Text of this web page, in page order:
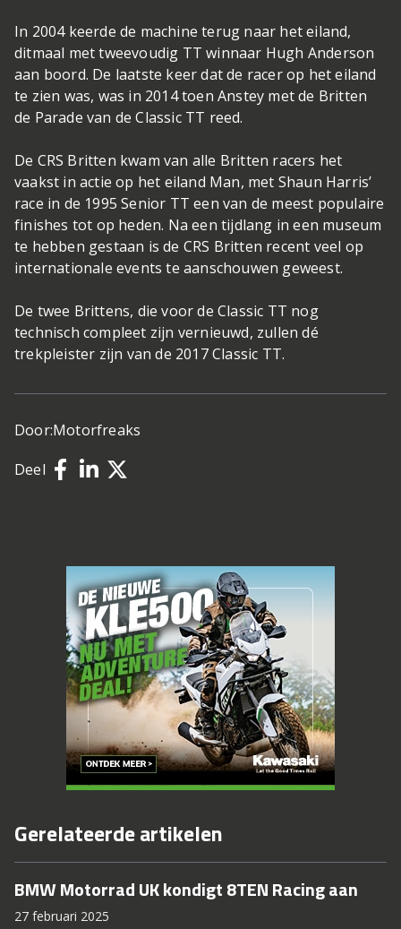
In 2004 keerde de machine terug naar het eiland,
ditmaal met tweevoudig TT winnaar Hugh Anderson
aan boord. De laatste keer dat de racer op het eiland
te zien was, was in 2014 toen Anstey met de Britten
de Parade van de Classic TT reed.
De CRS Britten kwam van alle Britten racers het
vaakst in actie op het eiland Man, met Shaun Harris’
race in de 1995 Senior TT een van de meest populaire
finishes tot op heden. Na een tijdlang in een museum
te hebben gestaan is de CRS Britten recent veel op
internationale events te aanschouwen geweest.
De twee Brittens, die voor de Classic TT nog
technisch compleet zijn vernieuwd, zullen dé
trekpleister zijn van de 2017 Classic TT.
Door:Motorfreaks
Deel
Gerelateerde artikelen
BMW Motorrad UK kondigt 8TEN Racing aan
27 februari 2025